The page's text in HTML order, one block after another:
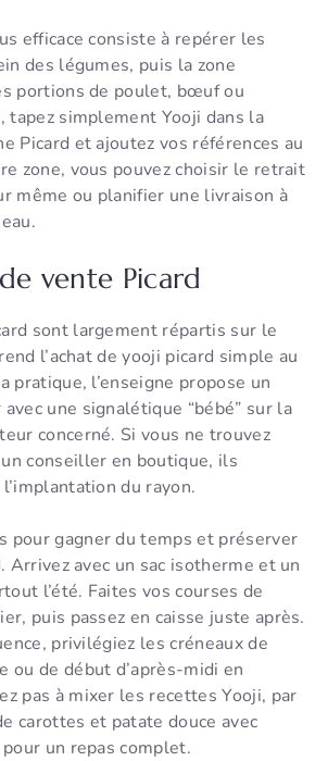
efficace consiste à repérer les
des légumes, puis la zone
portions de poulet, bœuf ou
tapez simplement Yooji dans la
Picard et ajoutez vos références au
zone, vous pouvez choisir le retrait
même ou planifier une livraison à
vente Picard
sont largement répartis sur le
l’achat de yooji picard simple au
pratique, l’enseigne propose un
une signalétique “bébé” sur la
concerné. Si vous ne trouvez
un conseiller en boutique, ils
du rayon.
pour gagner du temps et préserver
Arrivez avec un sac isotherme et un
l’été. Faites vos courses de
puis passez en caisse juste après.
privilégiez les créneaux de
ou de début d’après-midi en
pas à mixer les recettes Yooji, par
carottes et patate douce avec
un repas complet.